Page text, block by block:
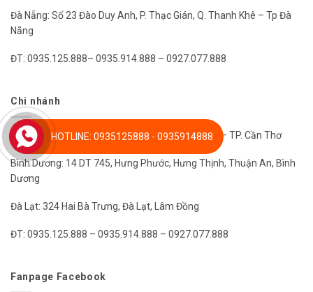
Đà Nẵng: Số 23 Đào Duy Anh, P. Thạc Gián, Q. Thanh Khê – Tp Đà
Nẵng
ĐT: 0935.125.888– 0935.914.888 – 0927.077.888
Chi nhánh
Cần Thơ: 13 Đường 21, P. An Khánh, Q. Ninh Kiều – TP. Cần Thơ
Bình Dương: 14 DT 745, Hưng Phước, Hưng Thịnh, Thuận An, Bình
Dương
Đà Lạt: 324 Hai Bà Trưng, Đà Lạt, Lâm Đồng
ĐT: 0935.125.888 – 0935.914.888 – 0927.077.888
Fanpage Facebook
HOTLINE: 0935125888 - 0935914888